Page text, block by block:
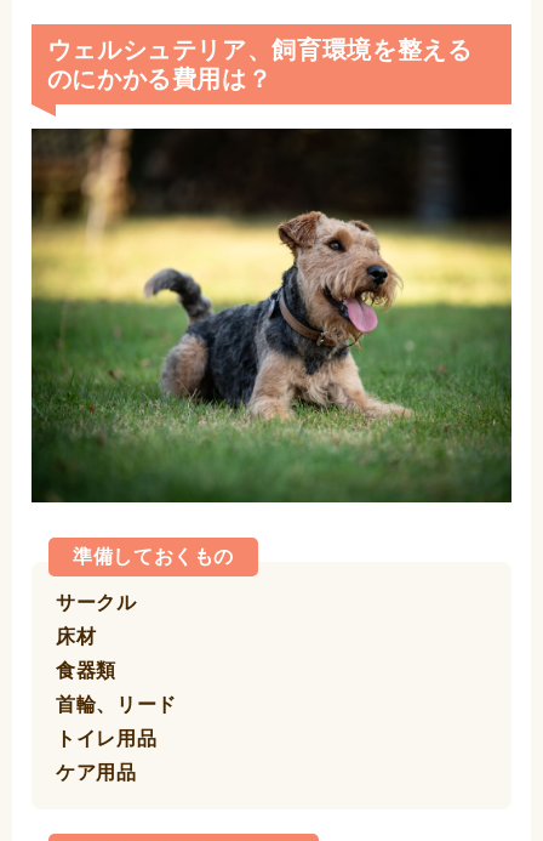
ウェルシュテリア、飼育環境を整える
のにかかる費用は？
準備しておくもの
サークル
床材
食器類
首輪、リード
トイレ用品
ケア用品